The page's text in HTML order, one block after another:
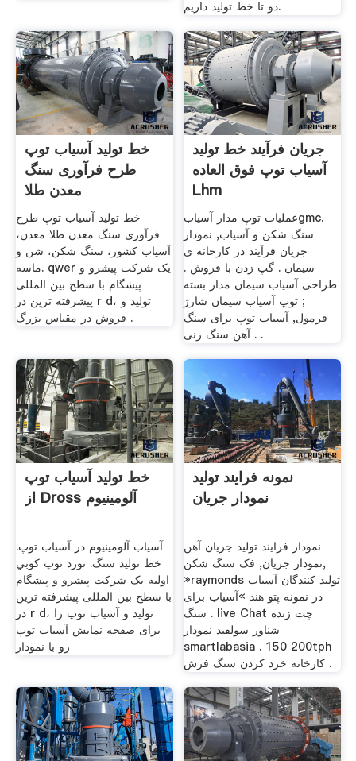
دو تا خط تولید داریم.
خط تولید آسیاب توپ
طرح فرآوری سنگ
معدن طلا
خط تولید آسیاب توپ طرح
فرآوری سنگ معدن طلا معدن،
آسیاب کشور، سنگ شکن، شن و
ماسه. qwer یک شرکت پیشرو و
پیشگام با سطح بین المللی
پیشرفته ترین در r d، تولید و
فروش در مقیاس بزرگ .
جریان فرآیند خط تولید
آسیاب توپ فوق العاده
Lhm
عملیات توپ مدار آسیابgmc.
سنگ شکن و آسیاب, نمودار
جریان فرآیند در کارخانه ی
سیمان . گپ زدن با فروش .
طراحی آسیاب سیمان مدار بسته
; توپ آسیاب سیمان شارژ
فرمول, آسیاب توپ برای سنگ
آهن سنگ زنی . .
خط تولید آسیاب توپ
از Dross آلومینیوم
آسیاب آلومینیوم در آسیاب توپ.
خط تولید سنگ. نورد توپ كوبي
اولیه یک شرکت پیشرو و پیشگام
با سطح بین المللی پیشرفته ترین
در r d، تولید و آسیاب توپ را
برای صفحه نمایش آسیاب توپ
رو با نمودار
نمونه فرایند تولید
نمودار جریان
نمودار فرایند تولید جریان آهن
نمودار جریان, فک سنگ شکن,
»raymonds تولید کنندگان آسیاب
در نمونه پتو هند »آسیاب برای
سنگ . live Chat چت زنده
شناور سولفید نمودار
smartlabasia . 150 200tph
کارخانه خرد کردن سنگ فرش .